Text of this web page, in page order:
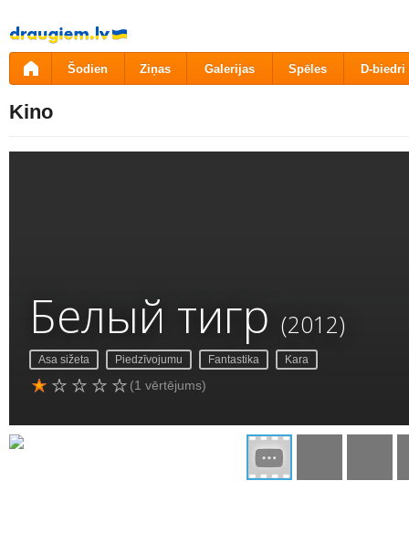
Pāriet
uz
saturu
Šodien Ziņas Galerijas Spēles D-biedri
Kino
Белый тигр (2012)
Asa sižeta Piedzīvojumu Fantastika Kara
(1 vērtējums)